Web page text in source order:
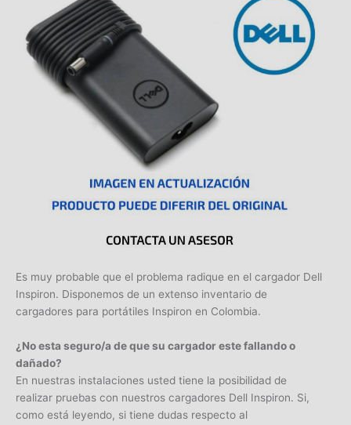
Es muy probable que el problema radique en el cargador Dell
Inspiron. Disponemos de un extenso inventario de
cargadores para portátiles Inspiron en Colombia.
¿No esta seguro/a de que su cargador este fallando o
dañado?
En nuestras instalaciones usted tiene la posibilidad de
realizar pruebas con nuestros cargadores Dell Inspiron. Si,
como está leyendo, si tiene dudas respecto al